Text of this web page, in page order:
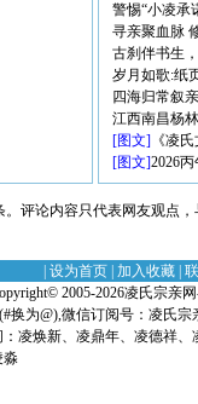
警惕“小凌承
寻亲聚血脉
古刹伴书生
岁月如歌:纸
四海归常叙
江西南昌杨
[图文] 《凌
[图文]2026
。评论内容只代表网友观点
设为首页| 加入收藏|
2005-2026凌氏宗亲
换为@),微信订阅号：凌氏
：凌焕新、凌鼎年、凌德祥
淼